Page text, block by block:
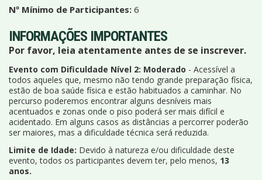
Nº Mínimo de Participantes: 6
INFORMAÇÕES IMPORTANTES
Por favor, leia atentamente antes de se inscrever.
Evento com Dificuldade Nível 2: Moderado - Acessível a
todos aqueles que, mesmo não tendo grande preparação física,
estão de boa saúde física e estão habituados a caminhar. No
percurso poderemos encontrar alguns desníveis mais
acentuados e zonas onde o piso poderá ser mais difícil e
acidentado. Em alguns casos as distâncias a percorrer poderão
ser maiores, mas a dificuldade técnica será reduzida.
Limite de Idade: Devido à natureza e/ou dificuldade deste
evento, todos os participantes devem ter, pelo menos, 13
anos.